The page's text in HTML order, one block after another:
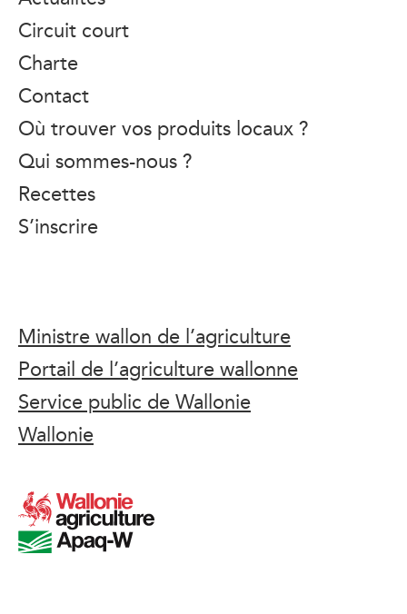
Circuit court
Charte
Contact
Où trouver vos produits locaux ?
Qui sommes-nous ?
Recettes
S’inscrire
Ministre wallon de l’agriculture
Portail de l’agriculture wallonne
Service public de Wallonie
Wallonie